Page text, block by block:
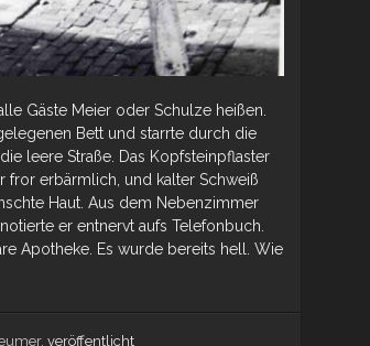
Gäste Meier oder Schulze heißen.
Bett und starrte durch die
leere Straße. Das Kopfsteinpflaster
fror erbärmlich, und kalter Schweiß
Haut. Aus dem Nebenzimmer
er entnervt aufs Telefonbuch.
Apotheke. Es wurde bereits hell. Wie
veröffentlicht